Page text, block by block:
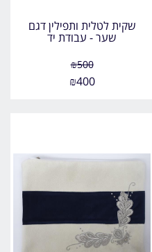
שקית לטלית ותפילין דגם
שער - עבודת יד
₪500
₪400